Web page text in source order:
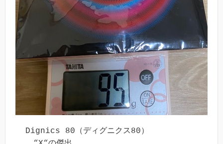
Dignics 80（ディグニクス80）